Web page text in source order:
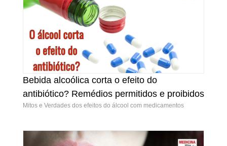
Bebida alcoólica corta o efeito do antibiótico?
Remédios permitidos e proibidos
Bebida alcoólica corta o efeito do
antibiótico? Remédios permitidos e proibidos
Mitos e Verdades dos efeitos do álcool com medicamentos